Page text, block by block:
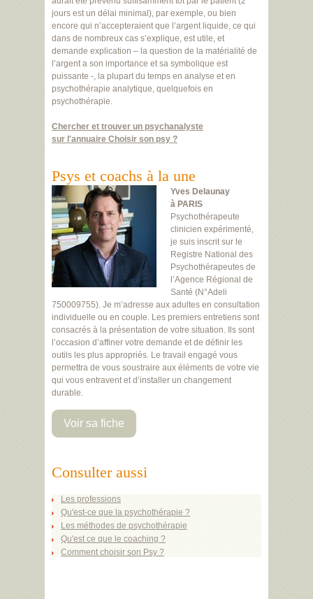
jours est un délai minimal), par exemple, ou bien
encore qui n’accepteraient que l’argent liquide, ce qui
dans de nombreux cas s’explique, est utile, et
demande explication – la question de la matérialité de
l’argent a son importance et sa symbolique est
puissante -, la plupart du temps en analyse et en
psychothérapie analytique, quelquefois en
psychothérapie.
Chercher et trouver un psychanalyste
sur l'annuaire Choisir son psy ?
Psys et coachs à la une
Yves Delaunay
à PARIS
Psychothérapeute
clinicien expérimenté,
je suis inscrit sur le
Registre National des
Psychothérapeutes de
l’Agence Régional de
Santé (N°Adeli
750009755). Je m’adresse aux adultes en consultation
individuelle ou en couple. Les premiers entretiens sont
consacrés à la présentation de votre situation. Ils sont
l’occasion d’affiner votre demande et de définir les
outils les plus appropriés. Le travail engagé vous
permettra de vous soustraire aux éléments de votre vie
qui vous entravent et d’installer un changement
durable.
Voir sa fiche
Consulter aussi
Les professions
Qu'est-ce que la psychothérapie ?
Les méthodes de psychothérapie
Qu'est ce que le coaching ?
Comment choisir son Psy ?